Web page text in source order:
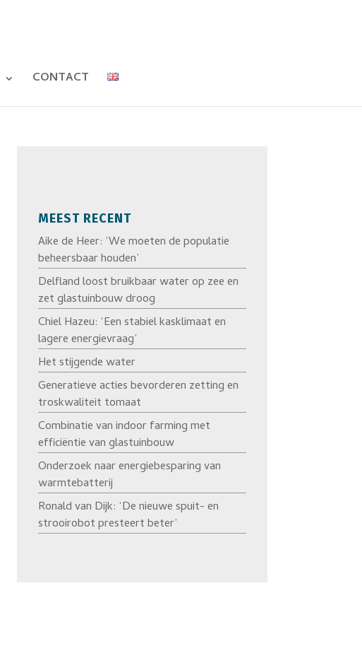
CONTACT
MEEST RECENT
Aike de Heer: ‘We moeten de populatie
beheersbaar houden’
Delfland loost bruikbaar water op zee en
zet glastuinbouw droog
Chiel Hazeu: ‘Een stabiel kasklimaat en
lagere energievraag’
Het stijgende water
Generatieve acties bevorderen zetting en
troskwaliteit tomaat
Combinatie van indoor farming met
efficiëntie van glastuinbouw
Onderzoek naar energiebesparing van
warmtebatterij
Ronald van Dijk: ‘De nieuwe spuit- en
strooirobot presteert beter’